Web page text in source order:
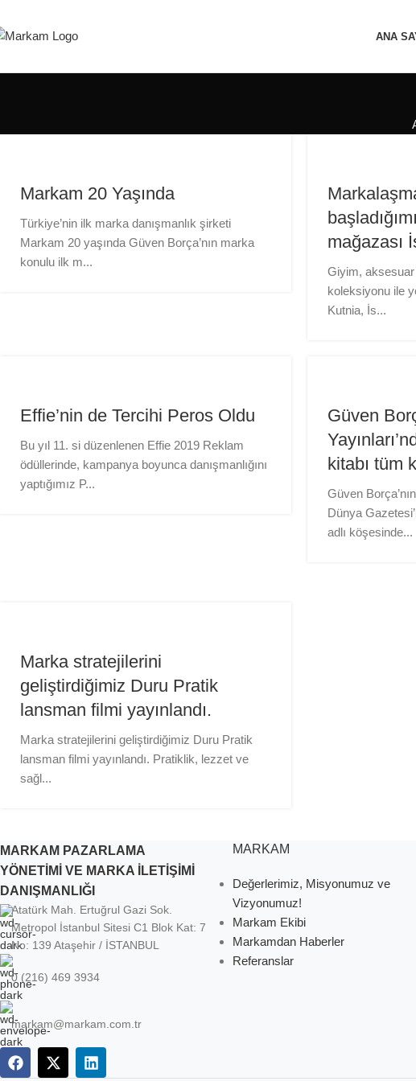
ANA
Markam 20 Yaşında
Türkiye’nin ilk marka danışmanlık şirketi
Markam 20 yaşında Güven Borça’nın marka
konulu ilk m...
mağazası
Giyim,
koleksiyonu ile
Kutnia, İs...
Effie’nin de Tercihi Peros Oldu
Bu yıl 11. si düzenlenen Effie 2019 Reklam
ödüllerinde, kampanya boyunca danışmanlığını
yaptığımız P...
Güven
kitabı tüm
Güven
Dünya
adlı köşesinde...
Marka stratejilerini
geliştirdiğimiz Duru Pratik
lansman filmi yayınlandı.
Marka stratejilerini geliştirdiğimiz Duru Pratik
lansman filmi yayınlandı. Pratiklik, lezzet ve
sağl...
MARKAM PAZARLAMA
YÖNETİMİ VE MARKA İLETİŞİMİ
DANIŞMANLIĞI
Atatürk Mah. Ertuğrul Gazi Sok.
Metropol İstanbul Sitesi C1 Blok Kat: 7
No: 139 Ataşehir / İSTANBUL
0 (216) 469 3934
markam@markam.com.tr
MARKAM
Değerlerimiz, Misyonumuz ve
Vizyonumuz!
Markam Ekibi
Markamdan Haberler
Referanslar